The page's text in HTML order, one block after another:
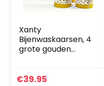
Xanty
Bijenwaskaarsen, 4
grote gouden
honingraatkaarse
€39.95